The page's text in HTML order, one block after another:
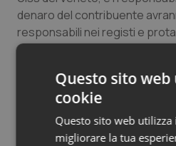
Salute orale & impianti
Tiroide
Tumore al seno
denaro del contribuente
responsabili nei registi e
ostruzionismo
09 Settembre 2016
© Riproduzione riservata
Questo sito web
cookie
Questo sito web utilizza
migliorare la tua